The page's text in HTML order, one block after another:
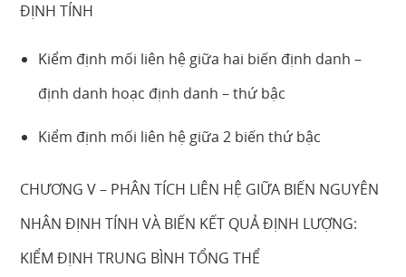
ĐỊNH TÍNH
Kiểm định mối liên hệ giữa hai biến định danh –
định danh hoạc định danh – thứ bậc
Kiểm định mối liên hệ giữa 2 biến thứ bậc
CHƯƠNG V – PHÂN TÍCH LIÊN HỆ GIỮA BIẾN NGUYÊN
NHÂN ĐỊNH TÍNH VÀ BIẾN KẾT QUẢ ĐỊNH LƯỢNG:
KIỂM ĐỊNH TRUNG BÌNH TỔNG THỂ